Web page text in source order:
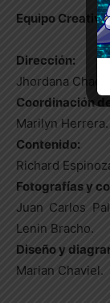
Equipo Creativo
Dirección:
Jhordana
Coordinación de
Marilyn Herrera.
Contenido:
Richard
Fotografías y
Juan Carlos
Lenin Bracho.
Diseño y
Marian Chaviel.